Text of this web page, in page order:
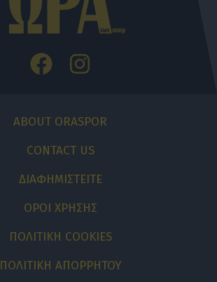
ABOUT ORASPOR
CONTACT US
ΔΙΑΦΗΜΙΣΤΕΙΤΕ
ΟΡΟΙ ΧΡΗΣΗΣ
ΠΟΛΙΤΙΚΗ COOKIES
ΠΟΛΙΤΙΚΗ ΑΠΟΡΡΗΤΟΥ